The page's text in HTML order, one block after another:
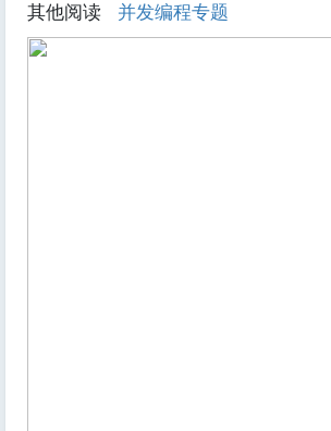
其他阅读 并发编程专题